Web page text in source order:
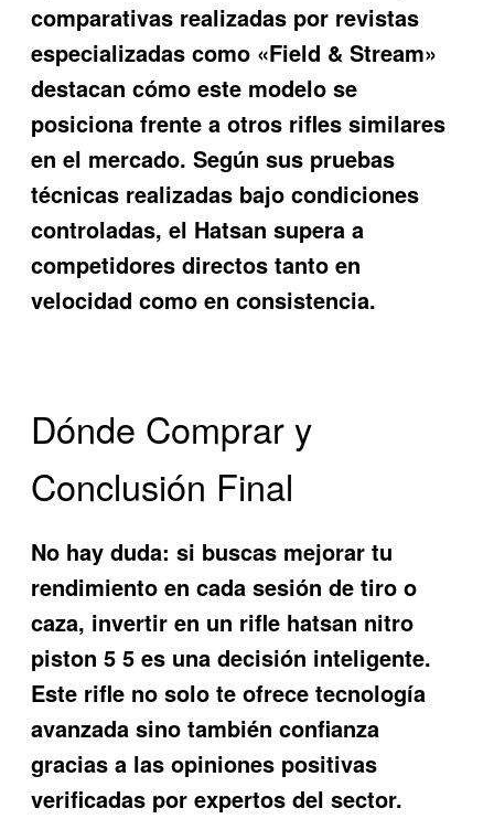
comparativas realizadas por revistas
especializadas como «Field & Stream»
destacan cómo este modelo se
posiciona frente a otros rifles similares
en el mercado. Según sus pruebas
técnicas realizadas bajo condiciones
controladas, el Hatsan supera a
competidores directos tanto en
velocidad como en consistencia.
Dónde Comprar y
Conclusión Final
No hay duda: si buscas mejorar tu
rendimiento en cada sesión de tiro o
caza, invertir en un rifle hatsan nitro
piston 5 5 es una decisión inteligente.
Este rifle no solo te ofrece tecnología
avanzada sino también confianza
gracias a las opiniones positivas
verificadas por expertos del sector.